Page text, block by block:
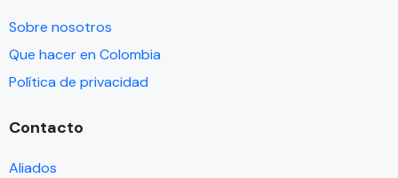
Sobre nosotros
Que hacer en Colombia
Política de privacidad
Contacto
Aliados